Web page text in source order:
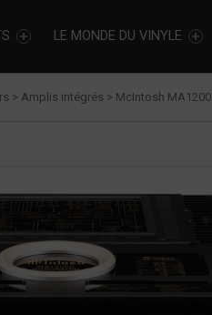
LE MONDE DU VINYLE
> Amplis intégrés > McIntosh MA1200